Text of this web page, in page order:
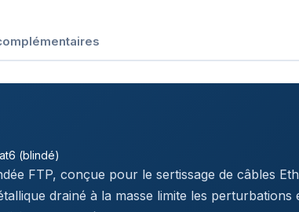
(blindé)
FTP, conçue pour le sertissage de câbles
drainé à la masse limite les perturbations